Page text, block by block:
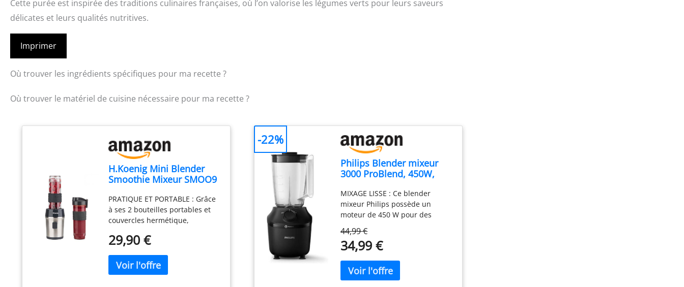
Cette purée est inspirée des traditions culinaires françaises, où l’on valorise les légumes verts pour leurs saveurs
délicates et leurs qualités nutritives.
Imprimer
Où trouver les ingrédients spécifiques pour ma recette ?
Où trouver le matériel de cuisine nécessaire pour ma recette ?
H.Koenig Mini Blender
Smoothie Mixeur SMOO9
Inox, sans BPA, 2
Bouteilles Portables avec
Couvercles de Voyage
PRATIQUE ET PORTABLE : Grâce
à ses 2 bouteilles portables et
couvercles hermétique,
vos boissons où que vous soyez
MIXAGE PUISSANT : Ses 4 lames
en acier inoxydable et son
29,90 €
Philips Blender mixeur
3000 ProBlend, 450W,
Noir
MIXAGE LISSE : Ce blender
mixeur Philips possède un
moteur de 450 W pour des
secondes. Deux vitesses,
fonction Pulse et jusqu’à 19 000
rapide et homogène. TAILLE
FAMILIALE : Blender à smoothie
44,99 €
34,99 €
-22%